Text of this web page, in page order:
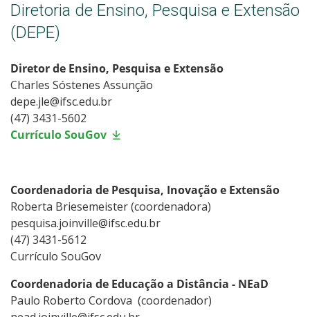
Diretoria de Ensino, Pesquisa e Extensão
(DEPE)
Diretor de Ensino, Pesquisa e Extensão
Charles Sóstenes Assunção
depe.jle@ifsc.edu.br
(47) 3431-5602
Currículo SouGov
Coordenadoria de Pesquisa, Inovação e Extensão
Roberta Briesemeister (coordenadora)
pesquisa.joinville@ifsc.edu.br
(47) 3431-5612
Currículo SouGov
Coordenadoria de Educação a Distância - NEaD
Paulo Roberto Cordova (coordenador)